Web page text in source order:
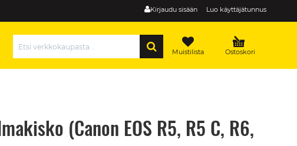
Kirjaudu sisään Luo käyttäjätunnus
Ostoskori
Muistilista
(Canon EOS R5, R5 C, R6,